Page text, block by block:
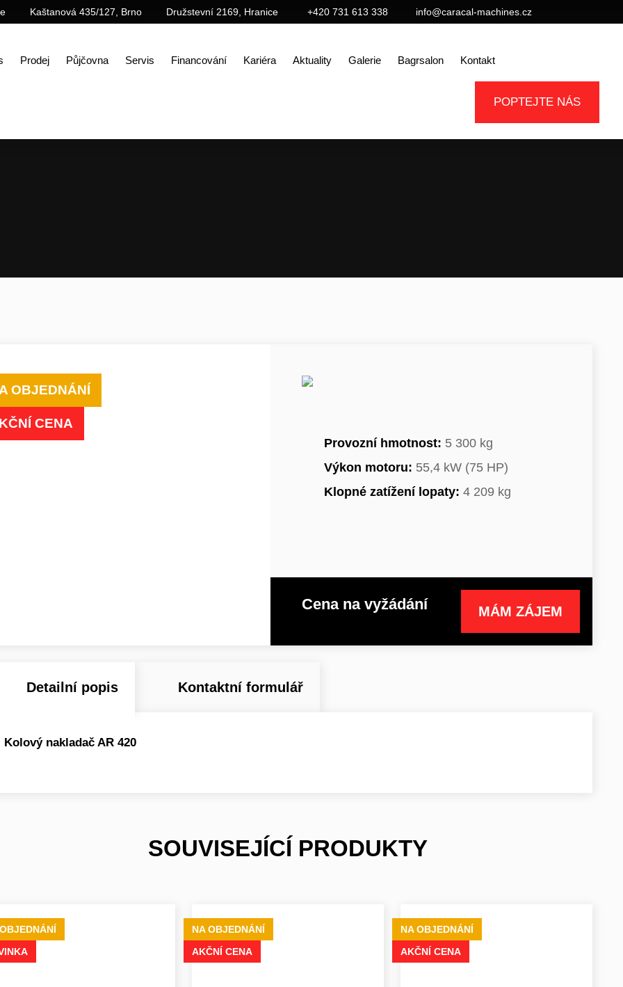
+420 731 613 338 info@caracal-machines.cz
Kaštanová 435/127, Brno Družstevní 2169, Hranice
Prodej Půjčovna Servis Financování Kariéra Aktuality Galerie Bagrsalon Kontakt
POPTEJTE NÁS
OBJEDNÁNÍ
CENA
Provozní hmotnost: 5 300 kg
Výkon motoru: 55,4 kW (75 HP)
Klopné zatížení lopaty: 4 209 kg
Cena na vyžádání MÁM ZÁJEM
Detailní popis Kontaktní formulář
Kolový nakladač AR 420
SOUVISEJÍCÍ PRODUKTY
NA OBJEDNÁNÍ
AKČNÍ CENA
NA OBJEDNÁNÍ
AKČNÍ CENA